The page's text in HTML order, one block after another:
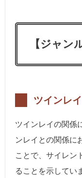
【ジャン
ツインレ
ツインレイの関係
ンレイとの関係に
ことで、サイレン
ることを示してい